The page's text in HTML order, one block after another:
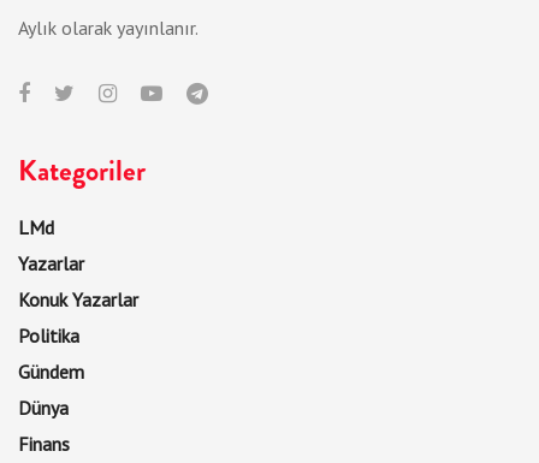
Aylık olarak yayınlanır.
Kategoriler
LMd
Yazarlar
Konuk Yazarlar
Politika
Gündem
Dünya
Finans